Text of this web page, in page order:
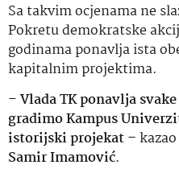
Sa takvim ocjenama ne
Pokretu demokratske
godinama ponavlja ista
kapitalnim projektima.
–Vlada TK ponavlja
gradimo Kampus
istorijski projekat –
Samir Imamović.